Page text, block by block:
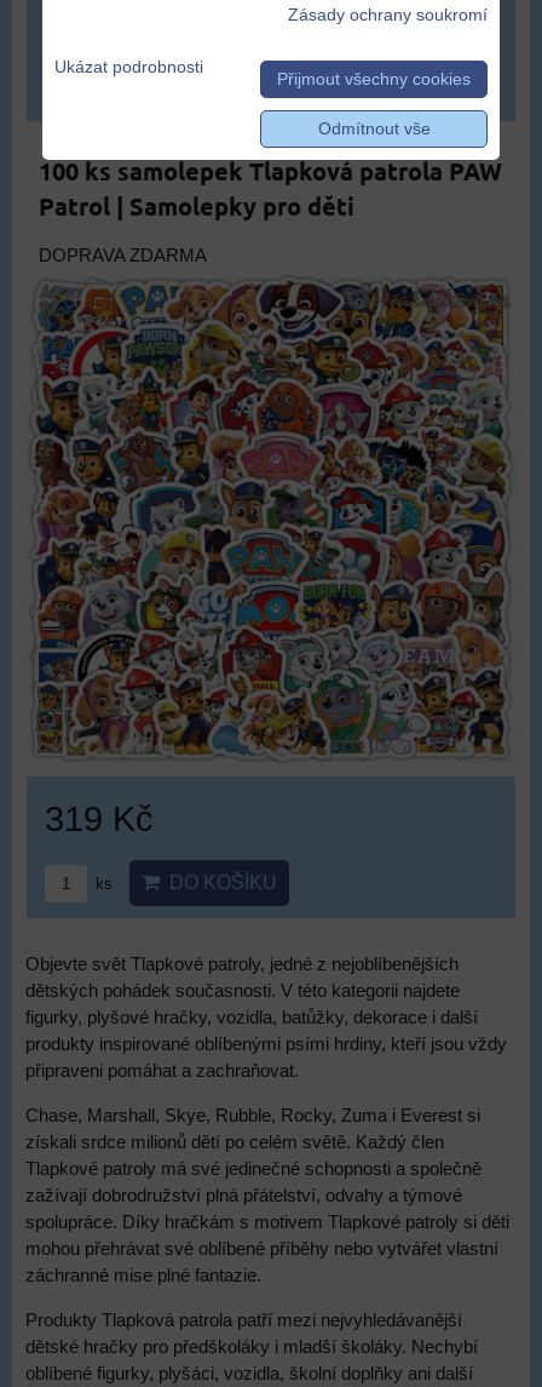
100 ks samolepek Tlapková patrola PAW
Patrol | Samolepky pro děti
DOPRAVA ZDARMA
319 Kč
ks DO KOŠÍKU
Objevte svět Tlapkové patroly, jedné z nejoblíbenějších
dětských pohádek současnosti. V této kategorii najdete
figurky, plyšové hračky, vozidla, batůžky, dekorace i další
produkty inspirované oblíbenými psími hrdiny, kteří jsou vždy
připraveni pomáhat a zachraňovat.
Chase, Marshall, Skye, Rubble, Rocky, Zuma i Everest si
získali srdce milionů dětí po celém světě. Každý člen
Tlapkové patroly má své jedinečné schopnosti a společně
zažívají dobrodružství plná přátelství, odvahy a týmové
spolupráce. Díky hračkám s motivem Tlapkové patroly si děti
mohou přehrávat své oblíbené příběhy nebo vytvářet vlastní
záchranné mise plné fantazie.
Produkty Tlapková patrola patří mezi nejvyhledávanější
dětské hračky pro předškoláky i mladší školáky. Nechybí
oblíbené figurky, plyšáci, vozidla, školní doplňky ani další
Zásady ochrany soukromí
Ukázat podrobnosti
Přijmout všechny cookies
Odmítnout vše